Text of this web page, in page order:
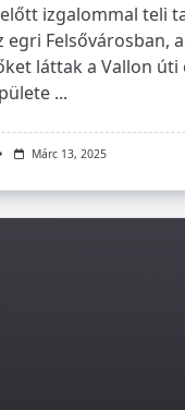
izgalommal teli
egri Felsővárosban,
láttak a Vallon úti
...
Márc 13, 2025